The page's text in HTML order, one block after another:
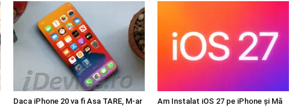
Daca iPhone 20 va fi Asa TARE, M-ar
Am Instalat iOS 27 pe iPhone și Mă